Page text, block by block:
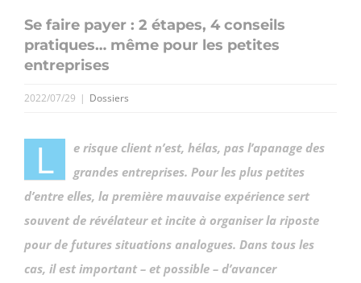
Se faire payer : 2 étapes, 4 conseils
pratiques… même pour les petites
entreprises
2022/07/29 | Dossiers
L
e risque client n’est, hélas, pas l’apanage des
grandes entreprises. Pour les plus petites
d’entre elles, la première mauvaise expérience sert
souvent de révélateur et incite à organiser la riposte
pour de futures situations analogues. Dans tous les
cas, il est important – et possible – d’avancer